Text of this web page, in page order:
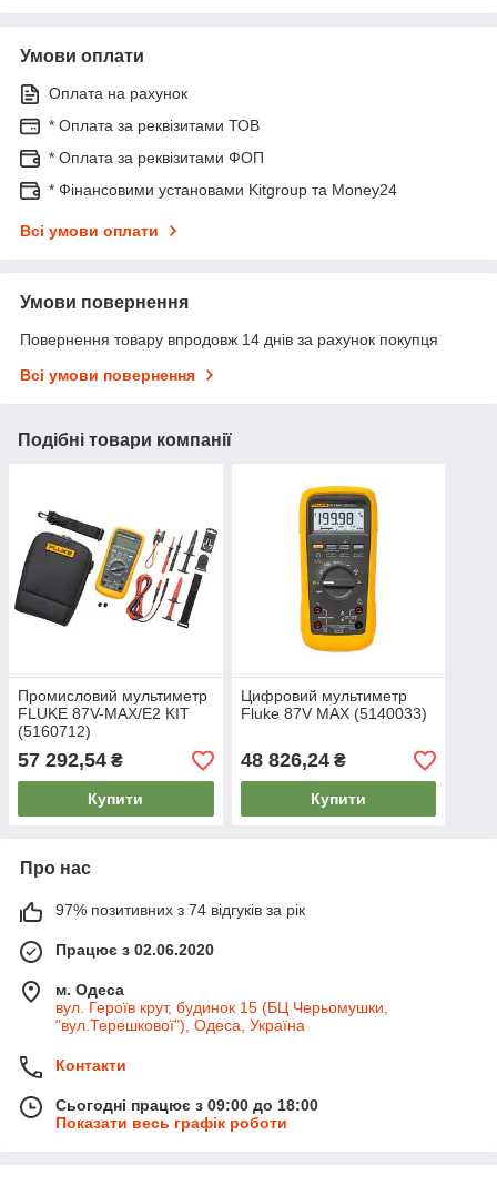
Умови оплати
Оплата на рахунок
* Оплата за реквізитами ТОВ
* Оплата за реквізитами ФОП
* Фінансовими установами Kitgroup та Money24
Всі умови оплати
Умови повернення
Повернення товару впродовж 14 днів за рахунок покупця
Всі умови повернення
Подібні товари компанії
Промисловий мультиметр
FLUKE 87V-MAX/E2 KIT
(5160712)
57 292,54 ₴
Купити
Цифровий мультиметр
Fluke 87V MAX (5140033)
48 826,24₴
Купити
Про нас
97% позитивних з 74 відгуків за рік
Працює з 02.06.2020
м. Одеса
вул. Героїв крут, будинок 15 (БЦ Черьомушки,
"вул.Терешкової"), Одеса, Україна
Контакти
Сьогодні працює з 09:00 до 18:00
Показати весь графік роботи